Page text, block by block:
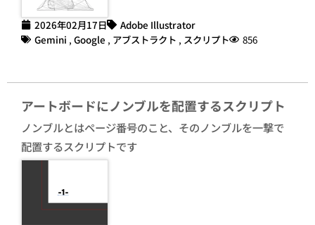
2026年02月17日
Adobe Illustrator
Gemini , Google , アブストラクト , スクリプト 856
アートボードにノンブルを配置するスクリプト
ノンブルとはページ番号のこと、そのノンブルを一撃で
配置するスクリプトです